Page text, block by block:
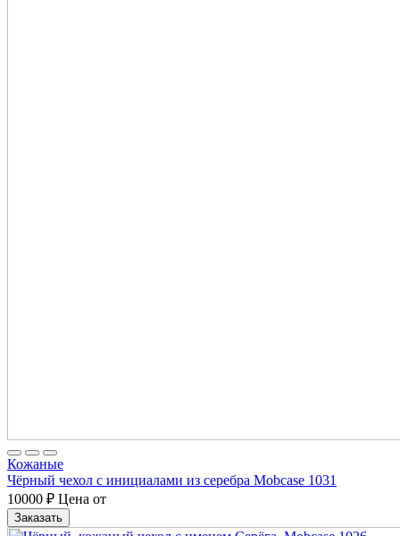
Кожаные
Чёрный чехол с инициалами из серебра Mobcase 1031
10000 ₽ Цена от
Заказать